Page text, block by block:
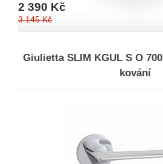
2 390 Kč
3 145 Kč
Giulietta SLIM KGUL S O
kování